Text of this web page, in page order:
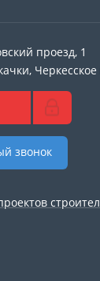
проезд, 1
звонок